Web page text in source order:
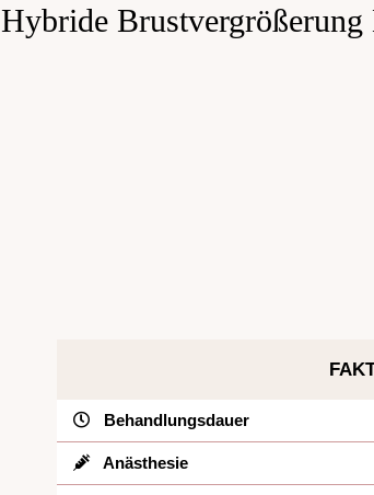
Hybride Brustvergrößerung
Behandlungsdauer
Anästhesie